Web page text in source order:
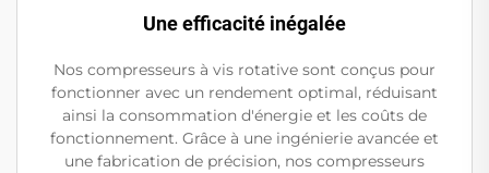
Une efficacité inégalée
Nos compresseurs à vis rotative sont conçus pour
fonctionner avec un rendement optimal, réduisant
ainsi la consommation d'énergie et les coûts de
fonctionnement. Grâce à une ingénierie avancée et
une fabrication de précision, nos compresseurs